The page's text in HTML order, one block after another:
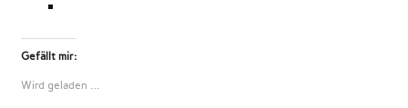
Gefällt mir:
Wird geladen …